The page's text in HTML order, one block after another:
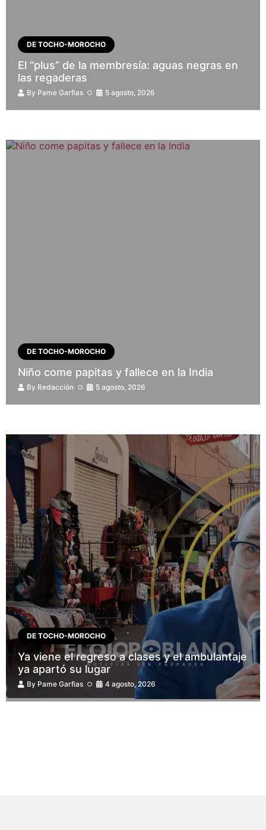
DE TOCHO-MOROCHO
El “plus” de la membresía: aguas negras en
las regaderas
By Pame Garfias 5 agosto, 2026
DE TOCHO-MOROCHO
Niño come papitas y fallece en la India
By Redacción 5 agosto, 2026
DE TOCHO-MOROCHO
Ya viene el regreso a clases y el ambulantaje
ya apartó su lugar
By Pame Garfias 4 agosto, 2026